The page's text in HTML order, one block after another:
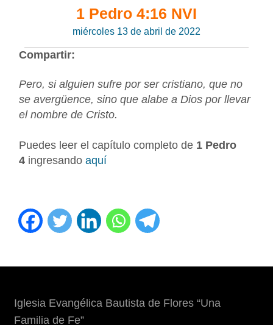
1 Pedro 4:16 NVI
miércoles 13 de abril de 2022
Compartir:
Pero, si alguien sufre por ser cristiano, que no
se avergüence, sino que alabe a Dios por llevar
el nombre de Cristo.
Puedes leer el capítulo completo de 1 Pedro
4 ingresandoaquí
Iglesia Evangélica Bautista de Flores “Una
Familia de Fe”